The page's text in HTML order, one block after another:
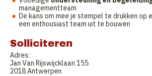
managementteam
De kans om mee je stempel te drukken op
een enthousiast team uit te bouwen
Solliciteren
Adres:
Jan Van Rijswijcklaan 155
2018 Antwerpen